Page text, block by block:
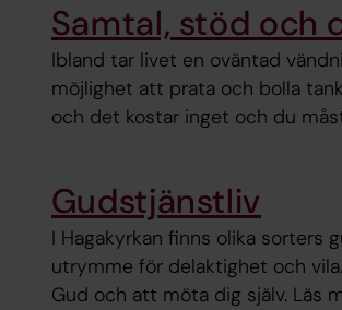
Samtal, stöd och
Ibland tar livet en oväntad
möjlighet att prata och bolla
och det kostar inget och du
Gudstjänstliv
I Hagakyrkan finns olika sorters
utrymme för delaktighet och
Gud och att möta dig själv. Läs